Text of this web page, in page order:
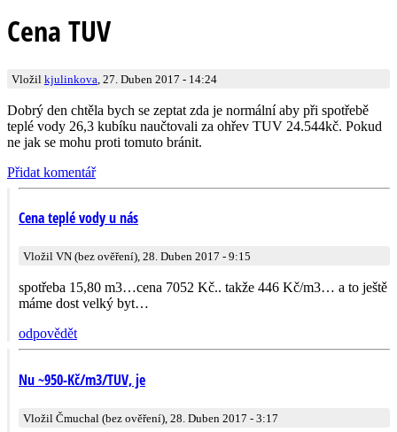
Cena TUV
Vložil kjulinkova , 27. Duben 2017 - 14:24
Dobrý den chtěla bych se zeptat zda je normální aby při spotřebě
teplé vody 26,3 kubíku naučtovali za ohřev TUV 24.544kč. Pokud
ne jak se mohu proti tomuto bránit.
Přidat komentář
Cena teplé vody u nás
Vložil VN (bez ověření), 28. Duben 2017 - 9:15
spotřeba 15,80 m3…cena 7052 Kč.. takže 446 Kč/m3… a to ještě
máme dost velký byt…
odpovědět
Nu ~950-Kč/m3/TUV, je
Vložil Čmuchal (bez ověření), 28. Duben 2017 - 3:17